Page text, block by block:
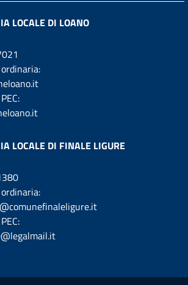
LOCALE DI LOANO
LOCALE DI FINALE LIGURE